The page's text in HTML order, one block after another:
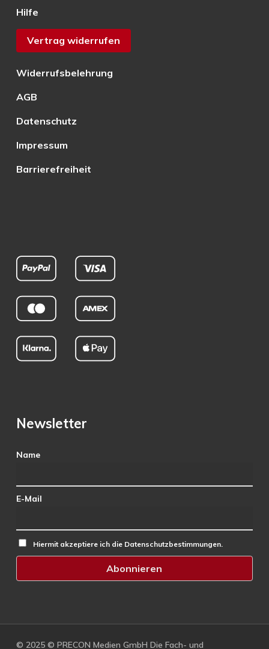
Hilfe
Vertrag widerrufen
Widerrufsbelehrung
AGB
Datenschutz
Impressum
Barrierefreiheit
Newsletter
Name
E-Mail
Hiermit akzeptiere ich die Datenschutzbestimmungen.
© 2025 © PRECON Medien GmbH Die Fach- und